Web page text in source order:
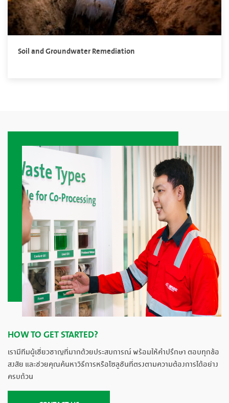
Soil and Groundwater Remediation
HOW TO GET STARTED?
เรามีทีมผู้เชี่ยวชาญที่มากด้วยประสบการณ์ พร้อมให้คำปรึกษา ตอบทุกข้อ
สงสัย และช่วยคุณค้นหาวิธีการหรือโซลูชันที่ตรงตามความต้องการได้อย่าง
ครบถ้วน